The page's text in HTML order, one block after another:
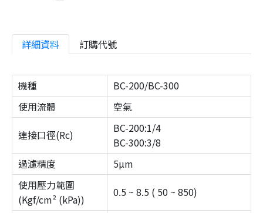
詳細資料 訂購代號
機種
BC-200/BC-300
使用流體
空氣
連接口徑(Rc)
BC-200:1/4
BC-300:3/8
過濾精度
5µm
使用壓力範圍
(Kgf/cm² (kPa))
0.5 ~ 8.5 ( 50 ~ 850)